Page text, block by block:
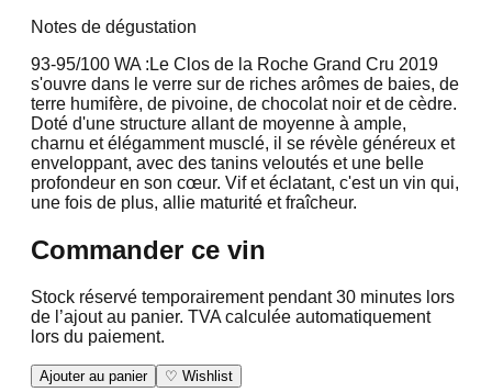
Notes de dégustation
93-95/100 WA : Le Clos de la Roche Grand Cru 2019
s'ouvre dans le verre sur de riches arômes de baies, de
terre humifère, de pivoine, de chocolat noir et de cèdre.
Doté d'une structure allant de moyenne à ample,
charnu et élégamment musclé, il se révèle généreux et
enveloppant, avec des tanins veloutés et une belle
profondeur en son cœur. Vif et éclatant, c'est un vin qui,
une fois de plus, allie maturité et fraîcheur.
Commander ce vin
Stock réservé temporairement pendant 30 minutes lors
de l’ajout au panier. TVA calculée automatiquement
lors du paiement.
Ajouter au panier ♡ Wishlist